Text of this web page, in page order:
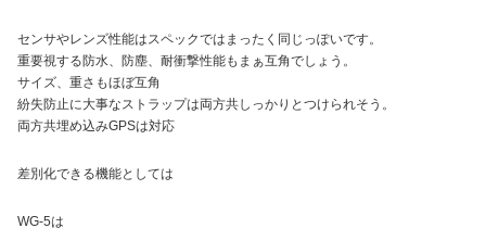
センサやレンズ性能はスペックではまったく同じっぽいです。
重要視する防水、防塵、耐衝撃性能もまぁ互角でしょう。
サイズ、重さもほぼ互角
紛失防止に大事なストラップは両方共しっかりとつけられそう。
両方共埋め込みGPSは対応
差別化できる機能としては
WG-5は